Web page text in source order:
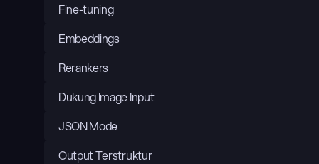
Fine-tuning
Embeddings
Rerankers
Dukung Image Input
JSON Mode
Output Terstruktur